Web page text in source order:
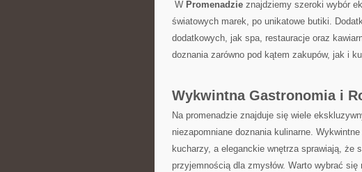
⁢ ⁣W Promenadzie znajdziemy szeroki wybór
światowych marek, po unikatowe ‍butiki.
‌dodatkowych, jak‍ spa, restauracje oraz
doznania zarówno pod kątem zakupów, ⁣jak i
Wykwintna Gastronomia i
Na​ promenadzie znajduje się ⁢wiele
⁢niezapomniane doznania⁢ kulinarne.‍
kucharzy, a ⁣eleganckie wnętrza sprawiają,‌ że
przyjemnością⁣ dla zmysłów. Warto wybrać